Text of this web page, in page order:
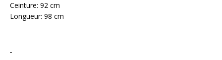
Ceinture: 92 cm
Longueur: 98 cm